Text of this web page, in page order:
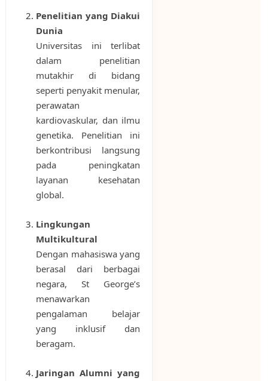
Penelitian yang Diakui
Dunia
Universitas ini terlibat
dalam penelitian
mutakhir di bidang
seperti penyakit menular,
perawatan
kardiovaskular, dan ilmu
genetika. Penelitian ini
berkontribusi langsung
pada peningkatan
layanan kesehatan
global.
Lingkungan
Multikultural
Dengan mahasiswa yang
berasal dari berbagai
negara, St George’s
menawarkan
pengalaman belajar
yang inklusif dan
beragam.
Jaringan Alumni yang